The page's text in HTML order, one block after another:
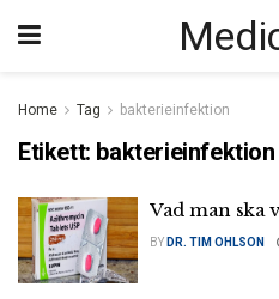
Home Tag bakterieinfektion
Etikett: bakterieinfektion
Vad man ska
BY DR. TIM OHLSON